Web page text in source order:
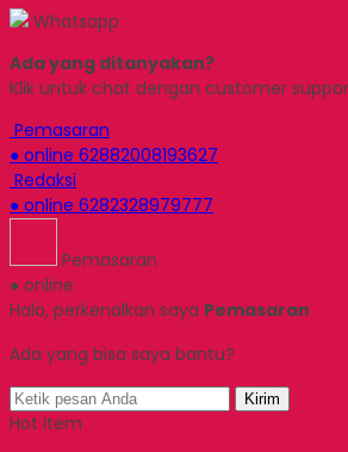
Whatsapp
Ada yang ditanyakan?
Klik untuk chat dengan customer
Pemasaran
● online 62882008193627
Redaksi
● online 6282328979777
Pemasaran
● online
Halo, perkenalkan saya Pemasaran
Ada yang bisa saya bantu?
Kirim
Hot Item